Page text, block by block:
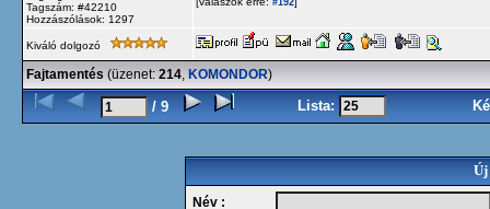
Tagszám: #42210
Hozzászólások: 1297
Kiváló dolgozó
Fajtamentés (üzenet: 214 KOMONDOR)
/ 9 Lista:
Új
Név :